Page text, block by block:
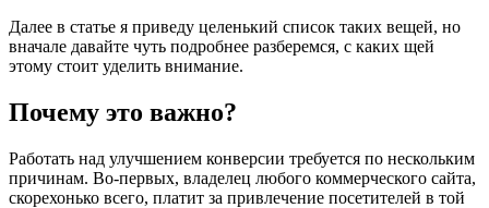
Далее в статье я приведу целенький список таких вещей, но
вначале давайте чуть подробнее разберемся, с каких щей
этому стоит уделить внимание.
Почему это важно?
Работать над улучшением конверсии требуется по нескольким
причинам. Во-первых, владелец любого коммерческого сайта,
скорехонько всего, платит за привлечение посетителей в той